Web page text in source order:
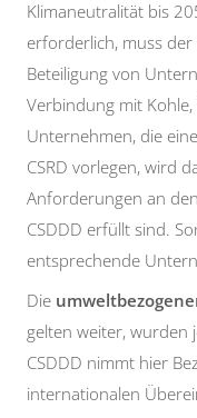
Klimaneutralität bis
erforderlich, muss
Beteiligung von
Verbindung mit
Unternehmen, die
CSRD vorlegen, wird
Anforderungen an
CSDDD erfüllt sind.
entsprechende
Die
gelten weiter, wurden
CSDDD nimmt hier
internationalen